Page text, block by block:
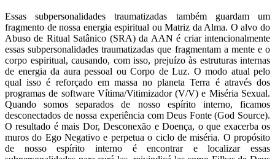
Essas subpersonalidades traumatizadas também guardam um
fragmento de nossa energia espiritual ou Matriz da Alma. O alvo do
Abuso de Ritual Satânico (SRA) da AAN é criar intencionalmente
essas subpersonalidades traumatizadas que fragmentam a mente e o
corpo espiritual, causando, com isso, prejuízo às estruturas internas
de energia da aura pessoal ou Corpo de Luz. O modo atual pelo
qual isso é reforçado em massa no planeta Terra é através dos
programas de software Vítima/Vitimizador (V/V) e Miséria Sexual.
Quando somos separados de nosso espírito interno, ficamos
desconectados de nossa experiência com Deus Fonte (God Source).
O resultado é mais Dor, Desconexão e Doença, o que exacerba os
muros do Ego Negativo e perpetua o ciclo de miséria. O propósito
de nosso espírito interno é encontrar e localizar essas